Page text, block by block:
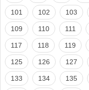
101 102 103
109 110 111
117 118 119
125 126 127
133 134 135